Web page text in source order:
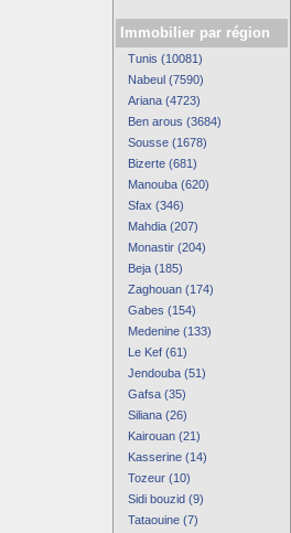
Immobilier par région
Tunis (10081)
Nabeul (7590)
Ariana (4723)
Ben arous (3684)
Sousse (1678)
Bizerte (681)
Manouba (620)
Sfax (346)
Mahdia (207)
Monastir (204)
Beja (185)
Zaghouan (174)
Gabes (154)
Medenine (133)
Le Kef (61)
Jendouba (51)
Gafsa (35)
Siliana (26)
Kairouan (21)
Kasserine (14)
Tozeur (10)
Sidi bouzid (9)
Tataouine (7)